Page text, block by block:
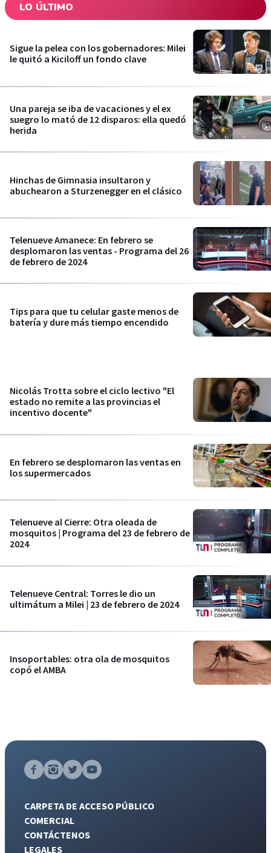
LO ÚLTIMO
Sigue la pelea con los gobernadores: Milei
le quitó a Kiciloff un fondo clave
Una pareja se iba de vacaciones y el ex
suegro lo mató de 12 disparos: ella quedó
herida
Hinchas de Gimnasia insultaron y
abuchearon a Sturzenegger en el clásico
Telenueve Amanece: En febrero se
desplomaron las ventas - Programa del 26
de febrero de 2024
Tips para que tu celular gaste menos de
batería y dure más tiempo encendido
Nicolás Trotta sobre el ciclo lectivo "El
estado no remite a las provincias el
incentivo docente"
En febrero se desplomaron las ventas en
los supermercados
Telenueve al Cierre: Otra oleada de
mosquitos | Programa del 23 de febrero de
2024
Telenueve Central: Torres le dio un
ultimátum a Milei | 23 de febrero de 2024
Insoportables: otra ola de mosquitos
copó el AMBA
CARPETA DE ACCESO PÚBLICO
COMERCIAL
CONTÁCTENOS
LEGALES